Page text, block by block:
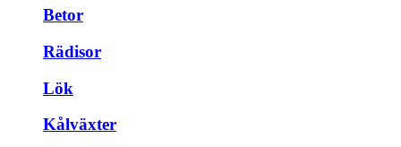
Betor
Rädisor
Lök
Kålväxter